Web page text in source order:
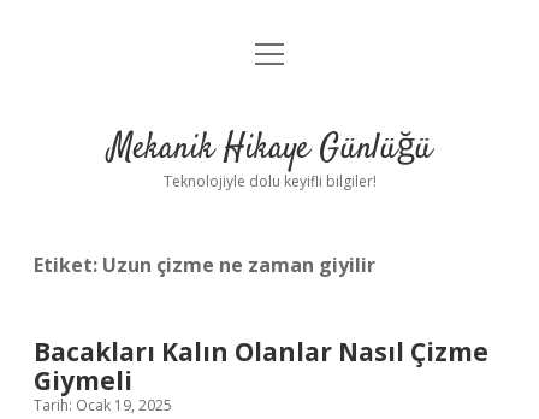
Anasayfa
Yasal Uyarı
menüyü
Mekanik Hikaye Günlüğü
Teknolojiyle dolu keyifli bilgiler!
Etiket: Uzun çizme ne zaman giyilir
Bacakları Kalın Olanlar Nasıl Çizme
Giymeli
Tarih: Ocak 19, 2025